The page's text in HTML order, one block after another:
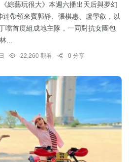
綜藝玩很大》本週六播出天后與夢幻
帶領來賓郭靜、張棋惠、盧學叡，以
噹首度組成地主隊，一同對抗女團包
...
22,260 觀看 0 分享